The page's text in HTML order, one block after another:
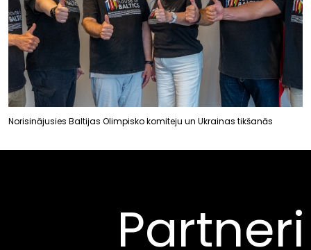
Norisinājusies Baltijas Olimpisko komiteju un Ukrainas tikšanās
Partneri